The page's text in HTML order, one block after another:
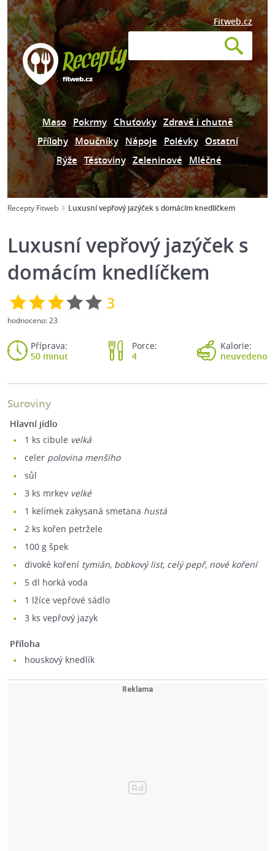
Fitweb.cz
Maso Pokrmy Chuťovky Zdravě i chutně
Přílohy Moučníky Nápoje Polévky Ostatní
Rýže Těstoviny Zeleninové Mléčné
Recepty Fitweb Luxusní vepřový jazýček s domácím knedlíčkem
Luxusní vepřový jazýček s
domácím knedlíčkem
3
hodnoceno:23
Příprava:
50 minut
Porce:
4
Kalorie:
neuvedeno
Suroviny
Hlavní jídlo
1 ks cibule velká
celer polovina menšího
sůl
3 ks mrkev velké
1 kelímek zakysaná smetana hustá
2 ks kořen petržele
100 g špek
divoké koření tymián, bobkový list, celý pepř, nové koření
5 dl horká voda
1 lžíce vepřové sádlo
3 ks vepřový jazyk
Příloha
houskový knedlík